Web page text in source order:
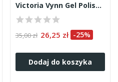
Victoria Vynn Gel Polish 426 8ml
35,00 zł 26,25 zł -25%
Dodaj do koszyka